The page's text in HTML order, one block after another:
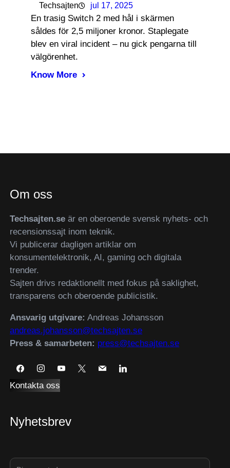
Techsajten jul 17, 2025
En trasig Switch 2 med hål i skärmen
såldes för 2,5 miljoner kronor. Staplegate
blev en viral incident – nu gick pengarna till
välgörenhet.
Know More
Om oss
Techsajten.se är en oberoende svensk nyhets- och
recensionssajt inom teknik.
Vi publicerar dagligen artiklar om
konsumentelektronik, AI, gaming och digitala
trender.
Sajten drivs redaktionellt med fokus på saklighet,
transparens och oberoende publicistik.
Ansvarig utgivare: Andreas Johansson
andreas.johansson@techsajten.se
Press & samarbeten: press@techsajten.se
Kontakta oss
Nyhetsbrev